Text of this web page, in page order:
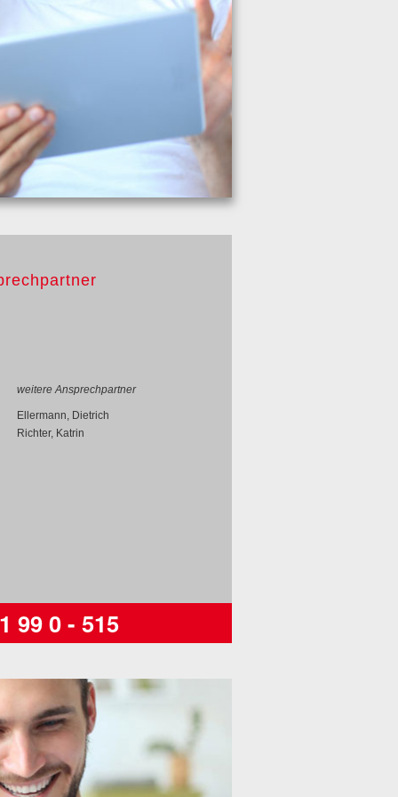
weitere Ansprechpartner
Ellermann, Dietrich
Richter, Katrin
99 0 - 515